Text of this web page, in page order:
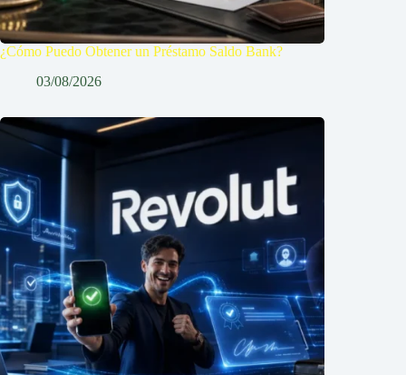
¿Cómo Puedo Obtener un Préstamo Saldo Bank?
03/08/2026